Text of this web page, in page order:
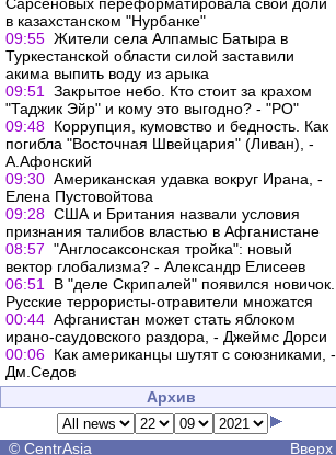
в казахстанском "Нурбанке"
09:55 Жители села Алпамыс Батыра в
Туркестанской области силой заставили
акима выпить воду из арыка
09:51
Закрытое небо. Кто стоит за крахом
"Таджик Эйр" и кому это выгодно? - "РО"
09:48 Коррупция, кумовство и бедность. Как
погибла "Восточная Швейцария" (Ливан), -
А.Афонский
09:30 Американская удавка вокруг Ирана, -
Елена Пустовойтова
09:28 США и Британия назвали условия
признания талибов властью в Афганистане
08:57 "Англосаксонская тройка": новый
вектор глобализма? - Александр Елисеев
06:51
В "деле Скрипалей" появился новичок.
Русские террористы-отравители множатся
00:44 Афганистан может стать яблоком
ирано-саудовского раздора, - Джеймс Дорси
00:06 Как американцы шутят с союзниками, -
Дм.Седов
Архив
© CentrAsia Вверх